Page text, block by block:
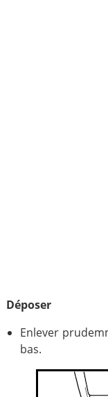
Déposer
Enlever
bas.